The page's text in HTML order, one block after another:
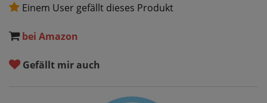
Einem User gefällt dieses Produkt
bei Amazon
Gefällt mir auch